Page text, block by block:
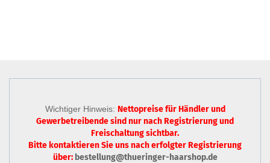
Wichtiger Hinweis: Nettopreise für Händler und
Gewerbetreibende sind nurnach Registrierungund
Freischaltung sichtbar.
Bitte kontaktieren Sie uns nach erfolgter Registrierung
über: bestellung@thueringer-haarshop.de